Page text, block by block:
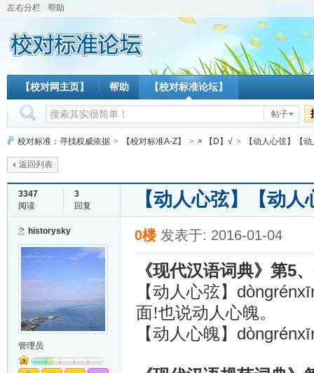
左右分栏 帮助
【校对网主页】 帮助 【校对标准论坛】
帖子
校对标准：寻找权威依据 > 【校对标准A-Z】 > × 【D】√ > 【动人心弦】【
返回列表
3347
阅读
3
回复
【动人心弦】【动
historysky
管理员
0楼 发表于: 2016-01-04
《现代汉语词典》第5
【动人心弦】
面!也说动人心魄。
【动人心魄】